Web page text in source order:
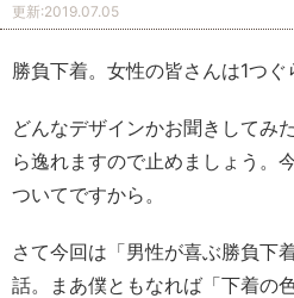
更新:2019.07.05
勝負下着。女性の皆さんは1つ
どんなデザインかお聞きしてみ
ら逸れますので止めましょう。
ついてですから。
さて今回は「男性が喜ぶ勝負下
話。まあ僕ともなれば「下着の